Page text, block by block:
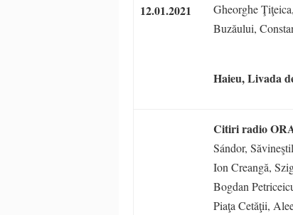
12.01.2021
Gheorghe
Buzăului,
Haieu,Livada
Citiri radio
Sándor,
Ion Creangă,
Bogdan
Piaţa Cetăţii,